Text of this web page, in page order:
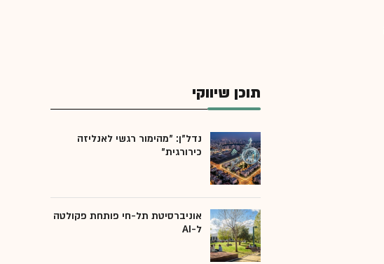
תוכן שיווקי
נדל"ן: "מהימור רגשי לאנליזה
כירורגית"
אוניברסיטת תל-חי פותחת פקולטה
ל-AI